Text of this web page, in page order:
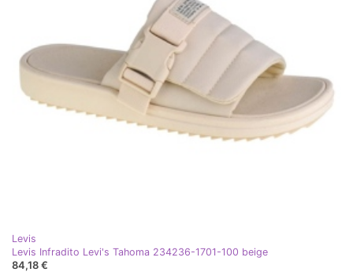
Levis
Levis Infradito Levi's Tahoma 234236-1701-100 beige
84,18 €